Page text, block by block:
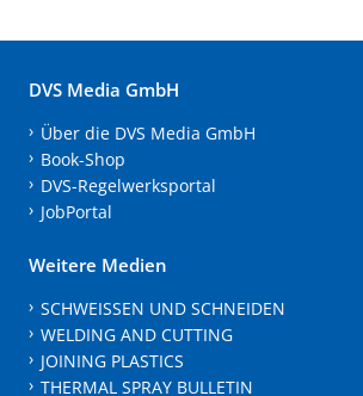
DVS Media GmbH
Über die DVS Media GmbH
Book-Shop
DVS-Regelwerksportal
JobPortal
Weitere Medien
SCHWEISSEN UND SCHNEIDEN
WELDING AND CUTTING
JOINING PLASTICS
THERMAL SPRAY BULLETIN